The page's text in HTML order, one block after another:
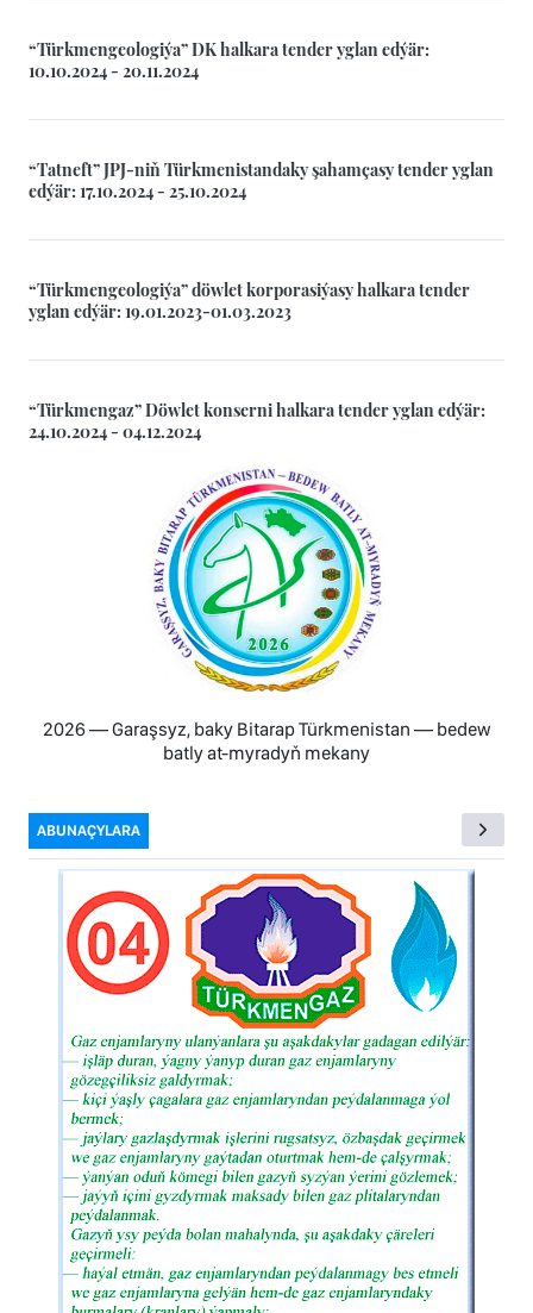
“Türkmengeologiýa” DK halkara tender yglan edýär:
10.10.2024 - 20.11.2024
“Tatneft” JPJ-niň Türkmenistandaky şahamçasy tender yglan
edýär: 17.10.2024 - 25.10.2024
“Türkmengeologiýa” döwlet korporasiýasy halkara tender
yglan edýär: 19.01.2023-01.03.2023
“Türkmengaz” Döwlet konserni halkara tender yglan edýär:
24.10.2024 - 04.12.2024
2026 — Garaşsyz, baky Bitarap Türkmenistan — bedew
batly at-myradyň mekany
ABUNAÇYLARA